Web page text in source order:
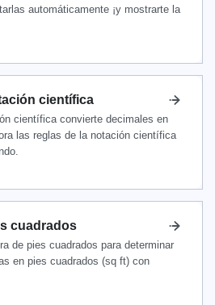
automáticamente ¡y mostrarte la
científica
científica convierte decimales en
las reglas de la notación científica
cuadrados
de pies cuadrados para determinar
en pies cuadrados (sq ft) con